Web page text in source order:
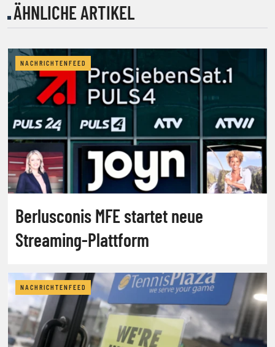
ÄHNLICHE ARTIKEL
NACHRICHTENFEED
Berlusconis MFE startet neue
Streaming-Plattform
NACHRICHTENFEED